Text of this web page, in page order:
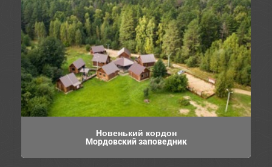
Новенький кордон
Мордовский заповедник